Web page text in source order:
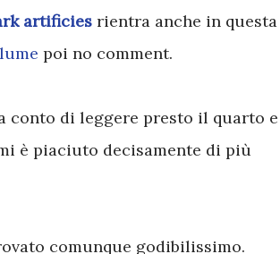
artificies rientra anche in questa
poi no comment.
conto di leggere presto il quarto e
è piaciuto decisamente di più
comunque godibilissimo.